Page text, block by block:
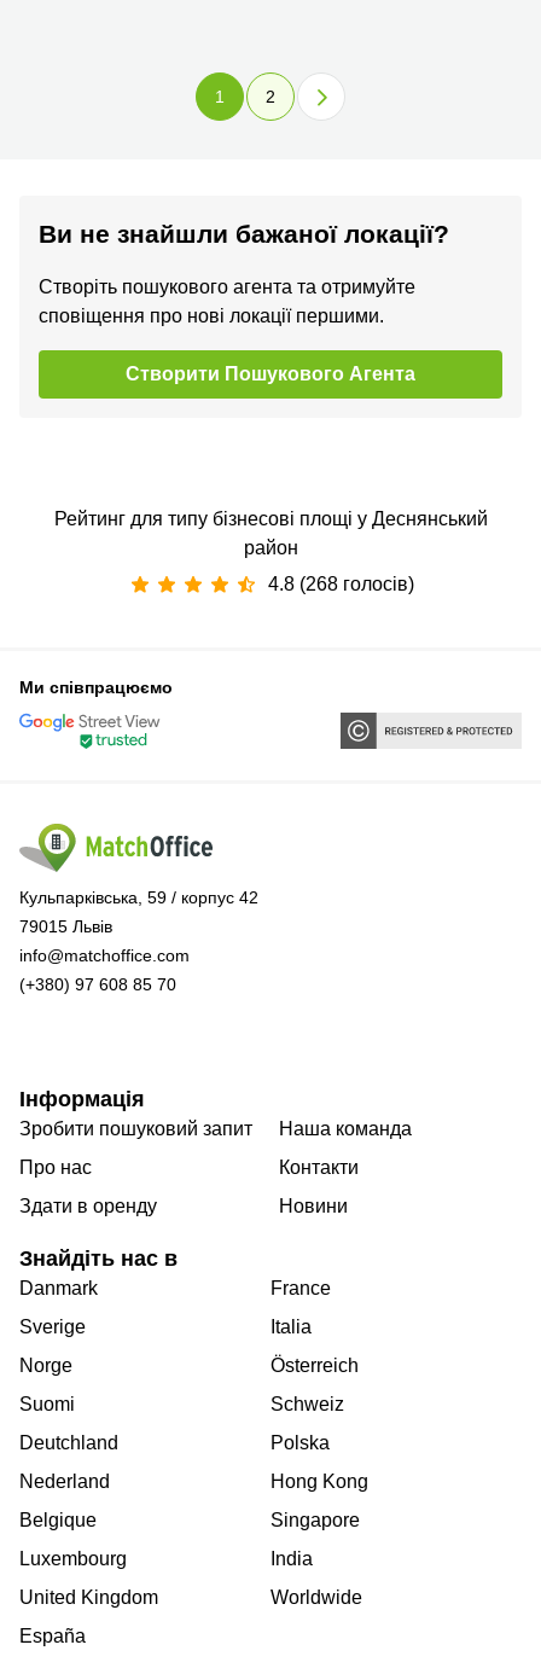
1 2
Ви не знайшли бажаної локації?
Створіть пошукового агента та отримуйте
сповіщення про нові локації першими.
Створити Пошукового Агента
Рейтинг для типу бізнесові площі у Деснянський
район
4.8 (268 голосів)
Ми співпрацюємо
Кульпарківська, 59 / корпус 42
79015 Львів
info@matchoffice.com
(+380) 97 608 85 70
Інформація
Зробити пошуковий запит
Про нас
Здати в оренду
Наша команда
Контакти
Новини
Знайдіть нас в
Danmark
Sverige
Norge
Suomi
Deutchland
Nederland
Belgique
Luxembourg
United Kingdom
España
France
Italia
Österreich
Schweiz
Polska
Hong Kong
Singapore
India
Worldwide